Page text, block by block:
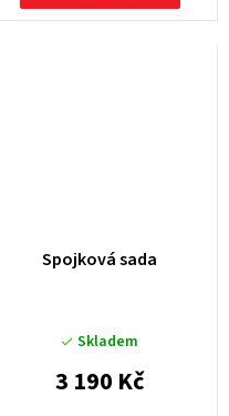
Spojková sada
Skladem
3 190 Kč